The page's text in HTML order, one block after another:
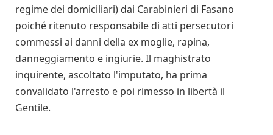
regime dei domiciliari) dai Carabinieri di Fasano
poiché ritenuto responsabile di atti persecutori
commessi ai danni della ex moglie, rapina,
danneggiamento e ingiurie. Il maghistrato
inquirente, ascoltato l'imputato, ha prima
convalidato l'arresto e poi rimesso in libertà il
Gentile.